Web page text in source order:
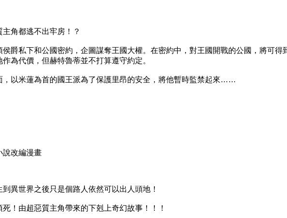
角都逃不出牢房！？
私下和公國密約，企圖謀奪王國大權。在密約中，對王國開戰的公國，將可得
為代價，但赫特魯蒂並不打算遵守約定。
米蓮為首的國王派為了保護里昂的安全，將他暫時監禁起來……
改編漫畫
世界之後只是個路人依然可以出人頭地！
由超惡質主角帶來的下剋上奇幻故事！！！